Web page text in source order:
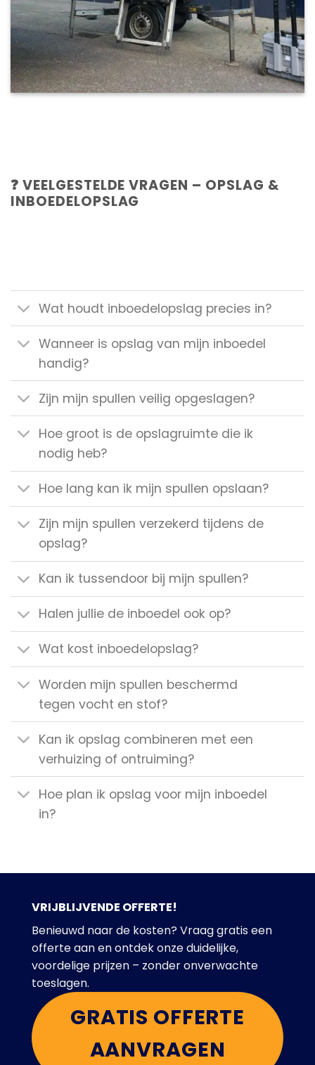
❓ VEELGESTELDE VRAGEN – OPSLAG &
INBOEDELOPSLAG
Wat houdt inboedelopslag precies in?
Wanneer is opslag van mijn inboedel
handig?
Zijn mijn spullen veilig opgeslagen?
Hoe groot is de opslagruimte die ik
nodig heb?
Hoe lang kan ik mijn spullen opslaan?
Zijn mijn spullen verzekerd tijdens de
opslag?
Kan ik tussendoor bij mijn spullen?
Halen jullie de inboedel ook op?
Wat kost inboedelopslag?
Worden mijn spullen beschermd
tegen vocht en stof?
Kan ik opslag combineren met een
verhuizing of ontruiming?
Hoe plan ik opslag voor mijn inboedel
in?
VRIJBLIJVENDE OFFERTE!
Benieuwd naar de kosten? Vraag gratis een
offerte aan en ontdek onze duidelijke,
voordelige prijzen – zonder onverwachte
toeslagen.
GRATIS OFFERTE
AANVRAGEN